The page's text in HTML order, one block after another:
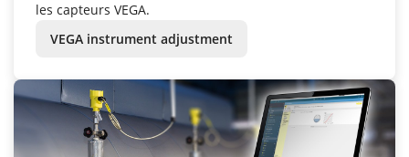
les capteurs VEGA.
VEGA instrument adjustment